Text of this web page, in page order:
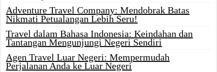
Adventure Travel Company: Mendobrak Batas
Nikmati Petualangan Lebih Seru!
Travel dalam Bahasa Indonesia: Keindahan dan
Tantangan Mengunjungi Negeri Sendiri
Agen Travel Luar Negeri: Mempermudah
Perjalanan Anda ke Luar Negeri